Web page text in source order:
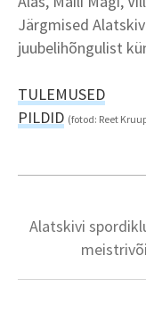
Järgmised
juubelihõngulist
TULEMUSED
PILDID (fotod: Reet
Alatskivi